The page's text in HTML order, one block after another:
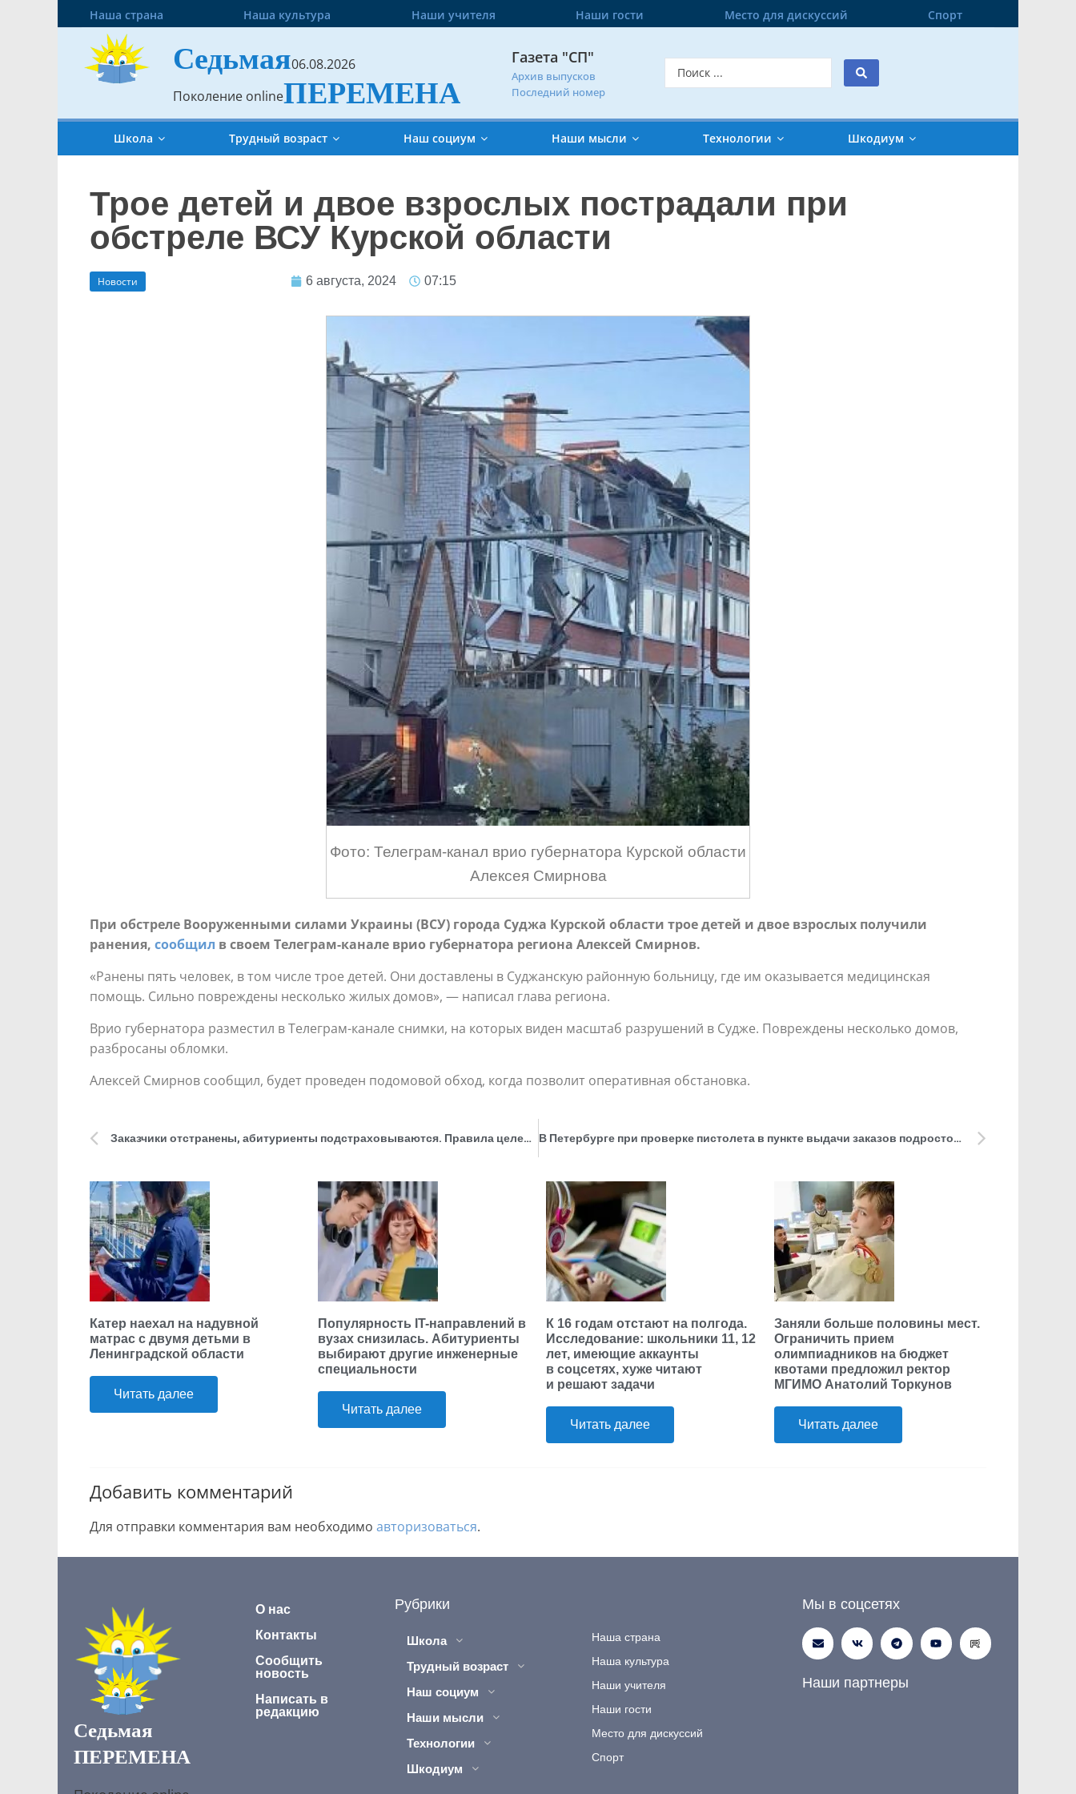
Наша страна Наша культура Наши учителя Наши гости Место для дискуссий Спорт
Седьмая06.08.2026
Поколение onlineПЕРЕМЕНА
Газета "СП"
Архив выпусков
Последний номер
Школа Трудный возраст Наш социум Наши мысли Технологии Шкодиум
Трое детей и двое взрослых пострадали при
обстреле ВСУ Курской области
Новости 6 августа, 2024 07:15
Фото: Телеграм-канал врио губернатора Курской области
Алексея Смирнова
При обстреле Вооруженными силами Украины (ВСУ) города Суджа Курской области трое детей и двое взрослых получили
ранения, сообщил в своем Телеграм-канале врио губернатора региона Алексей Смирнов.
«Ранены пять человек, в том числе трое детей. Они доставлены в Суджанскую районную больницу, где им оказывается медицинская
помощь. Сильно повреждены несколько жилых домов», — написал глава региона.
Врио губернатора разместил в Телеграм-канале снимки, на которых виден масштаб разрушений в Судже. Повреждены несколько домов,
разбросаны обломки.
Алексей Смирнов сообщил, будет проведен подомовой обход, когда позволит оперативная обстановка.
Заказчики отстранены, абитуриенты подстраховываются. Правила целевого набора в вузы предложили доработать В Петербурге при проверке пистолета в пункте выдачи заказов подросток выстрелил в голову школьнице
Катер наехал на надувной
матрас с двумя детьми в
Ленинградской области
Читать далее
Популярность IT-направлений в
вузах снизилась. Абитуриенты
выбирают другие инженерные
специальности
Читать далее
К 16 годам отстают на полгода.
Исследование: школьники 11, 12
лет, имеющие аккаунты
в соцсетях, хуже читают
и решают задачи
Читать далее
Заняли больше половины мест.
Ограничить прием
олимпиадников на бюджет
квотами предложил ректор
МГИМО Анатолий Торкунов
Читать далее
Добавить комментарий
Для отправки комментария вам необходимо авторизоваться.
Седьмая
ПЕРЕМЕНА
О нас
Контакты
Сообщить
новость
Написать в
редакцию
Рубрики
Школа
Трудный возраст
Наш социум
Наши мысли
Технологии
Шкодиум
Наша страна
Наша культура
Наши учителя
Наши гости
Место для дискуссий
Спорт
Мы в соцсетях
Наши партнеры